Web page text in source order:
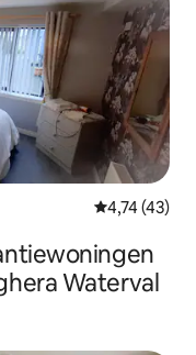
Gemiddelde
4,74 (43)
Waterval